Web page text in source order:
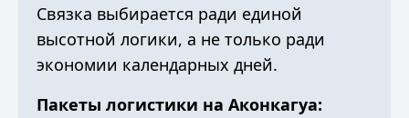
Связка выбирается ради единой
высотной логики, а не только ради
экономии календарных дней.
Пакеты логистики на Аконкагуа: